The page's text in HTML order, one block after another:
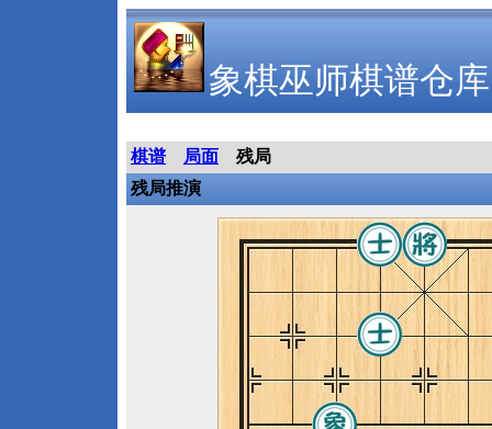
象棋巫师棋谱仓库
棋谱 局面
残局
残局推演